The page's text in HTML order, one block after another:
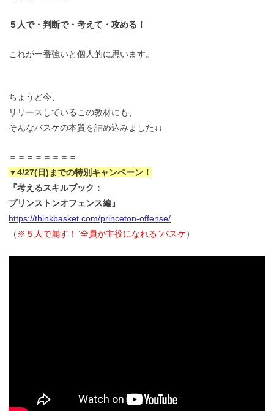
５人で・判断で・考えて・攻める！
これが一番強いと個人的に思います。
ちょうど今、
リリースしているこの教材にも、
そんなバスケの本質を詰め込みました↓↓
＝＝＝＝＝＝＝＝
▼4/27(日)までの特別キャンペーン！
『考えるスキルブック：
プリンストンオフェンス編』
https://thinkbasket.com/princeton-offense/
（ ※５人で崩す！”全員が主役になれる”バスケ）